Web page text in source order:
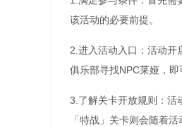
该活动的必要前提。
2.进入活动入口：活动开
俱乐部寻找NPC莱娅，即
3.了解关卡开放规则：活
「特战」关卡则会随着